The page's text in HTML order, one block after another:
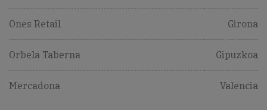
Ones Retail Girona
Orbela Taberna Gipuzkoa
Mercadona Valencia